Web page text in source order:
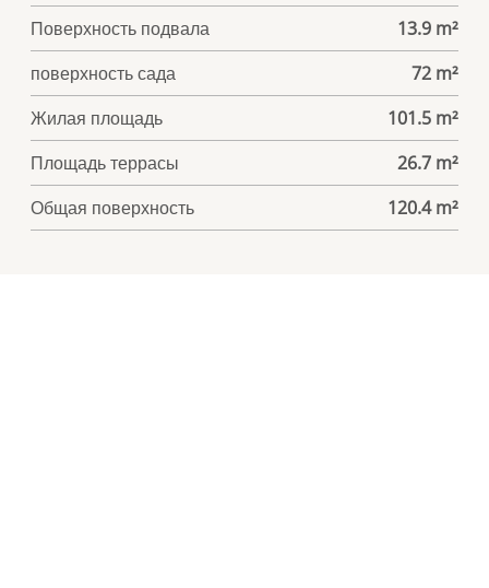
Поверхность подвала
13.9 m²
поверхность сада
72 m²
Жилая площадь
101.5 m²
Площадь террасы
26.7 m²
Общая поверхность
120.4 m²